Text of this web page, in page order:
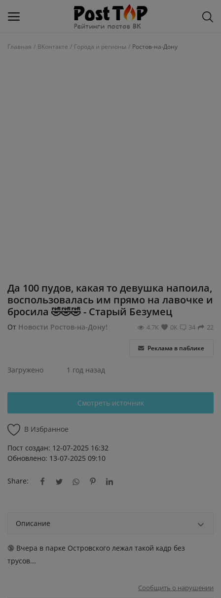
Главная ВКонтакте Города и регионы Ростов-на-Дону
Да 100 пудов, какая то девушка напоила,
воспользовалась им прямо на лавочке и
бросила 🤣🤣🤣 - Старый Безумец
От Новости Ростов-на-Дону! 22
34
0К
4.7К
Реклама в паблике
Загружено 1 год назад
Смотреть источник
В Избранное
Пост создан: 12-07-2025 16:32
Обновлено: 13-07-2025 09:10
Share:
Описание
🔞 Вчера в парке Островского лежал такой кадр без
трусов...
Сообщить о нарушении